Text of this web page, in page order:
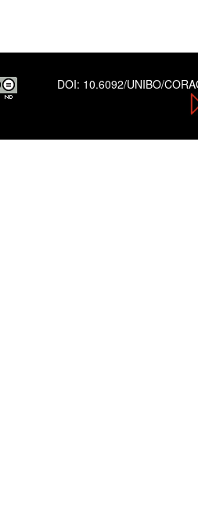
DOI: 10.6092/UNIBO/